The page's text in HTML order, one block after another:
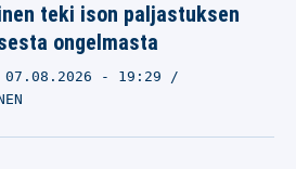
teki ison paljastuksen
ongelmasta
07.08.2026 - 19:29